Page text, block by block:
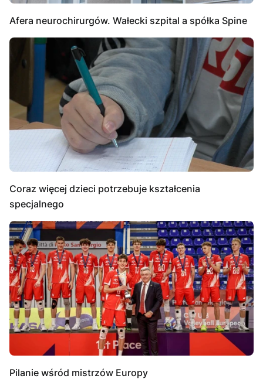
Afera neurochirurgów. Wałecki szpital a spółka Spine
Coraz więcej dzieci potrzebuje kształcenia
specjalnego
Pilanie wśród mistrzów Europy